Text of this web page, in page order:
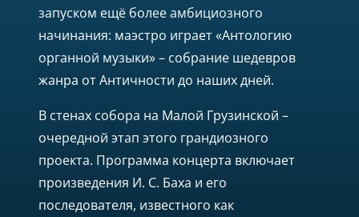
запуском ещё более амбициозного
начинания: маэстро играет «Антологию
органной музыки» – собрание шедевров
жанра от Античности до наших дней.
В стенах собора на Малой Грузинской –
очередной этап этого грандиозного
проекта. Программа концерта включает
произведения И. С. Баха и его
последователя, известного как